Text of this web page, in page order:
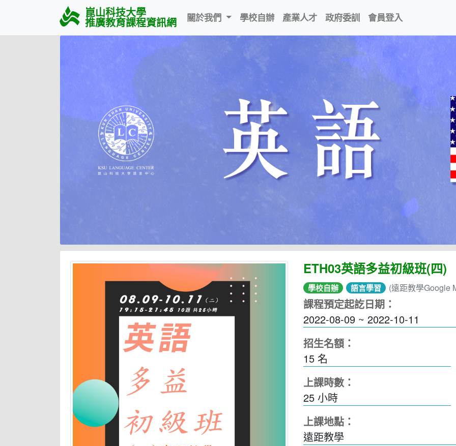
崑山科技大學
推廣教育課程資訊網 關於我們 學校自辦 產業人才 政府委訓 會員登入
ETH03英語多益初級班(四)
學校自辦 語言學習 (遠距教學Google
課程預定起訖日期：
2022-08-09 ~ 2022-10-11
招生名額：
15 名
上課時數：
25小時
上課地點：
遠距教學